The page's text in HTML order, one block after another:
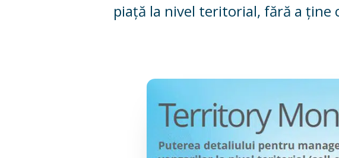
piață la nivel teritorial, fără a ține